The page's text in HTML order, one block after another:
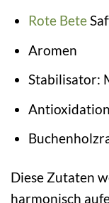
Rote Bete
Aromen
Stabilisator:
Diese Zutaten
harmonisch